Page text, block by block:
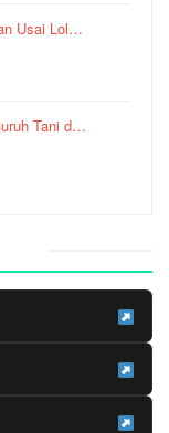
Usai Lol…
Tani d…